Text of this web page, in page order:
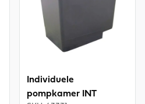
Individuele
pompkamer INT